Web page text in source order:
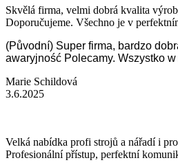
Skvělá firma, velmi dobrá kvalita
Doporučujeme. Všechno je v
(Původní) Super firma, bardzo
awaryjność Polecamy. Wszystko
Marie Schildová
3.6.2025
Velká nabídka profi strojů a nářadí i
Profesionální přístup, perfektní